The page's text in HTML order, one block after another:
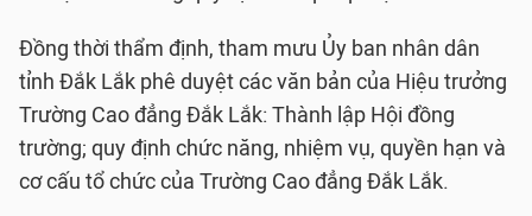
Đồng thời thẩm định, tham mưu Ủy ban nhân dân
tỉnh Đắk Lắk phê duyệt các văn bản của Hiệu trưởng
Trường Cao đẳng Đắk Lắk: Thành lập Hội đồng
trường; quy định chức năng, nhiệm vụ, quyền hạn và
cơ cấu tổ chức của Trường Cao đẳng Đắk Lắk.